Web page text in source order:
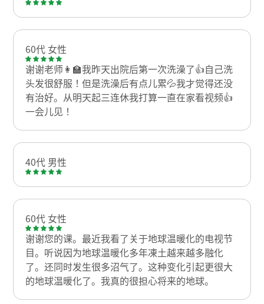
60代 女性
谢谢老师👩‍🏫我昨天出院后第一次洗澡了👍自己洗
头发很舒服！但是洗澡后有点儿累💦我才觉得还没
有治好。从明天起三连休我打算一直在家看视频👍
一会儿见！
40代 男性
60代 女性
谢谢您的课。最近我看了关于地球温暖化的电视节
目。听说因为地球温暖化多年凍土越来越多融化
了。还同时发生很多沼气了。这种变化引起更很大
的地球温暖化了。我真的很担心将来的地球。